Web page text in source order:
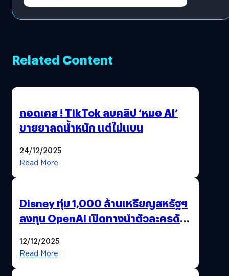
Related Content
ถอดเคส ! TikTok ลบคลิป ‘หมอ AI’
ขายยาลดน้ำหนัก แต่ไม่แบน
24/12/2025
Read More
Disney ทุ่ม 1,000 ล้านเหรียญสหรัฐฯ
ลงทุน OpenAI เปิดทางนำตัวละครดัง
12/12/2025
Read More